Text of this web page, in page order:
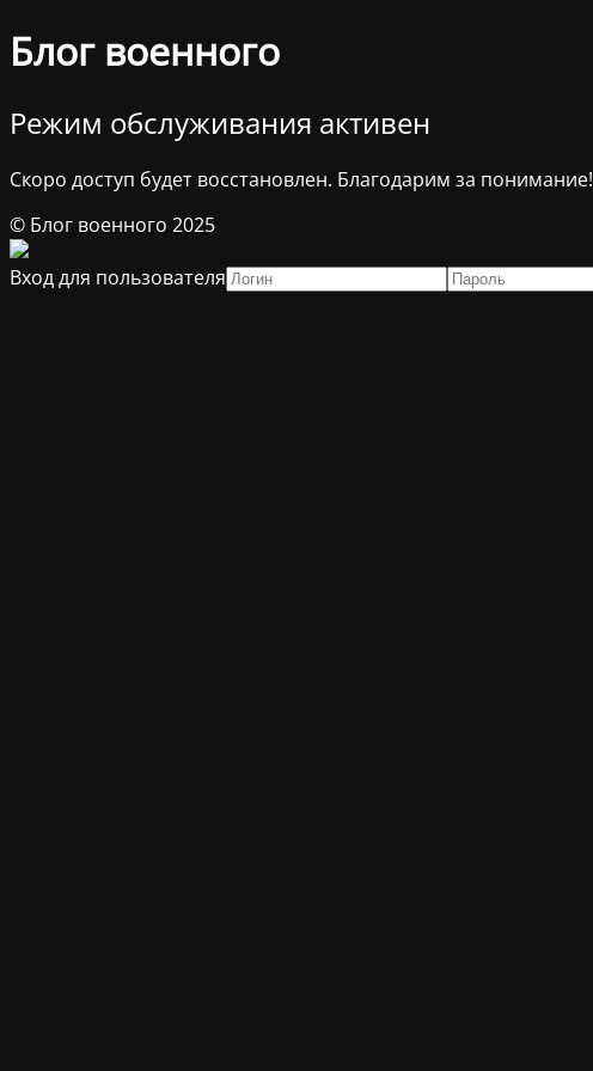
Блог военного
Режим обслуживания активен
Скоро доступ будет восстановлен. Благодарим за понимание!
© Блог военного 2025
Вход для пользователя